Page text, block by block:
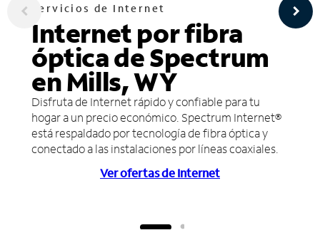
Servicios de Internet
Internet por fibra
óptica de Spectrum
en Mills, WY
Disfruta de Internet rápido y confiable para tu
hogar a un precio económico. Spectrum Internet®
está respaldado por tecnología de fibra óptica y
conectado a las instalaciones por líneas coaxiales.
Ver ofertas de Internet